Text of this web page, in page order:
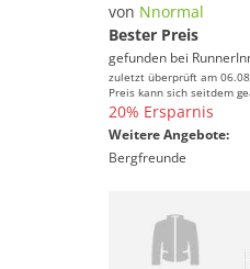
von Nnormal
Bester Preis
gefunden bei
zuletzt überprüft am
Preis kann sich seitdem
20% Ersparnis
Weitere Angebote:
Bergfreunde